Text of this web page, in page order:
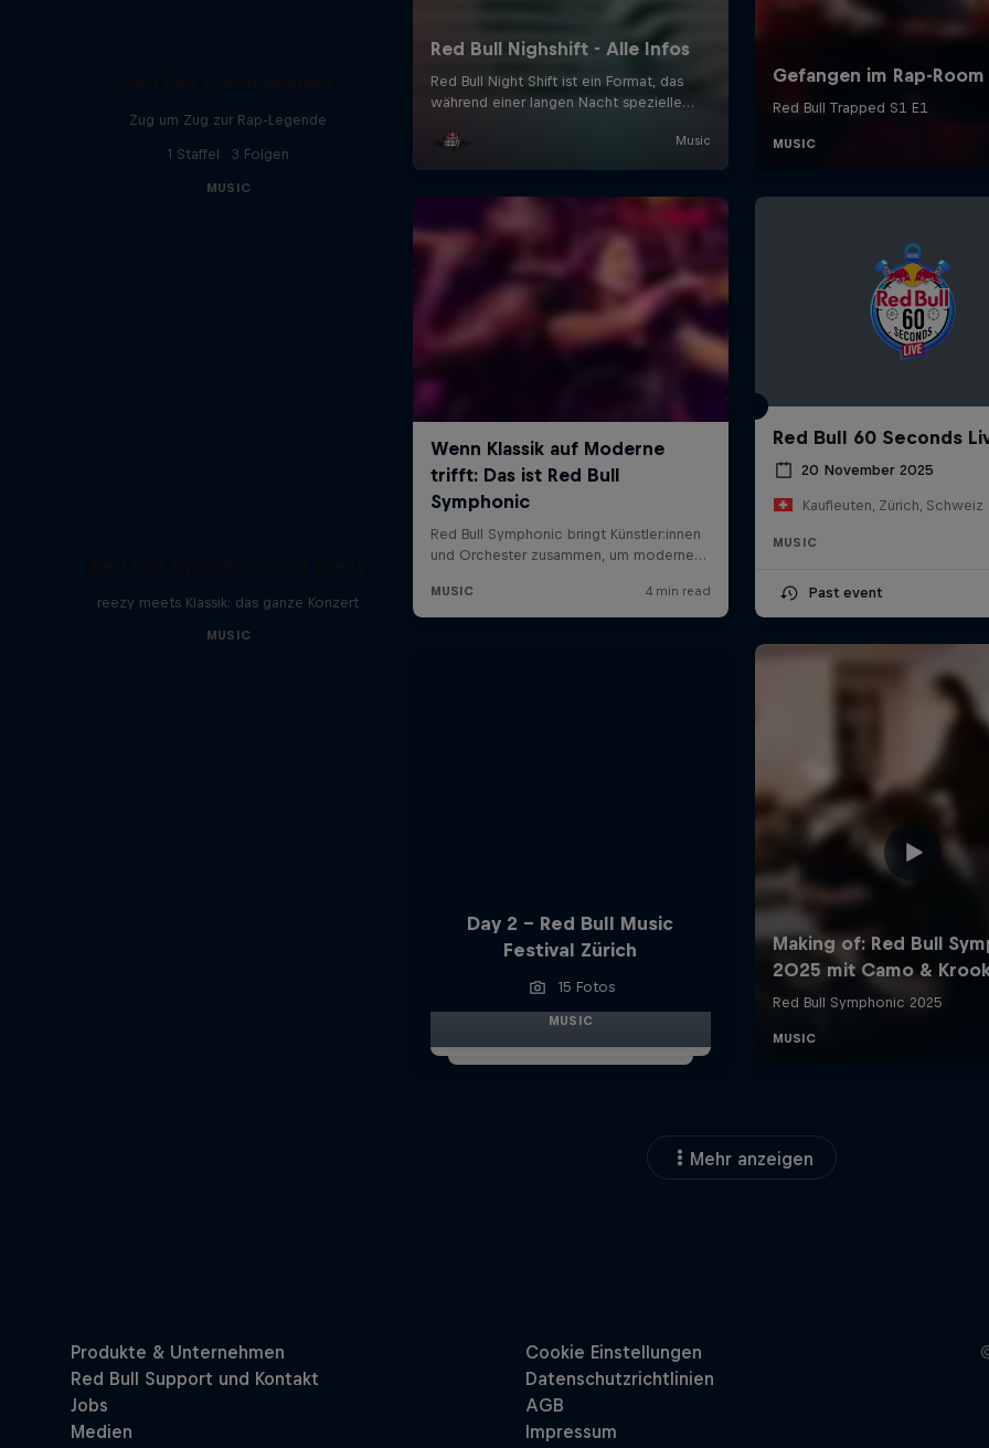
Zug um Zug zur Rap-Legende
1 Staffel · 3 Folgen
MUSIC
Red Bull 60 Seconds
20 November 2025
Kaufleuten, Zürich, Schweiz
MUSIC
Past event
reezy meets Klassik: das ganze Konzert
MUSIC
Day 2 - Red Bull Music
Festival Zürich
15 Fotos
MUSIC
Mehr anzeigen